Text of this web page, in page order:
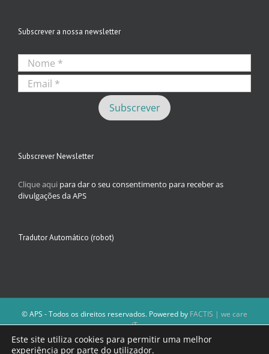
Subscrever a nossa newsletter
Subscrever Newsletter
Clique aqui para dar o seu consentimento para receber as
divulgações da APS
Tradutor Automático (robot)
© APS - Todos os direitos reservados. Powered by FACTIS | we care
iT
A Direção da APS reserva-se o direito de não publicar conteúdos que
violem as leis nacionais.
Este site utiliza cookies para permitir uma melhor
experiência por parte do utilizador.